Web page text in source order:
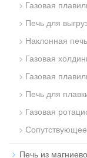
Газовая
Печь для
Наклонная
Газовая
Газовая
Печь для
Газовая
Печь из